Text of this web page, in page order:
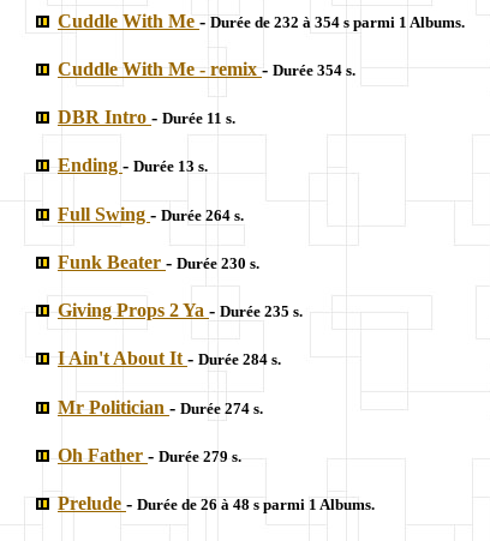
Cuddle With Me - Durée de 232 à 354 s parmi 1 Albums.
Cuddle With Me - remix - Durée 354 s.
DBR Intro - Durée 11 s.
Ending - Durée 13 s.
Full Swing - Durée 264 s.
Funk Beater - Durée 230 s.
Giving Props 2 Ya - Durée 235 s.
I Ain't About It - Durée 284 s.
Mr Politician - Durée 274 s.
Oh Father - Durée 279 s.
Prelude - Durée de 26 à 48 s parmi 1 Albums.